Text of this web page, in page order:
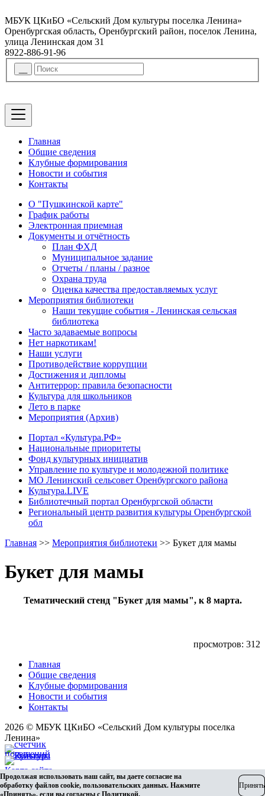
МБУК ЦКиБО «Сельский Дом культуры поселка Ленина»
Оренбургская область, Оренбургский район, поселок Ленина,
улица Ленинская дом 31
8922-886-91-96
Главная
Общие сведения
Клубные формирования
Новости и события
Контакты
О "Пушкинской карте"
График работы
Электронная приемная
Документы и отчётность
План ФХД
Муниципальное задание
Отчеты / планы / разное
Охрана труда
Оценка качества предоставляемых услуг
Мероприятия библиотеки
Наши текущие события - Ленинская сельская
библиотека
Часто задаваемые вопросы
Нет наркотикам!
Наши услуги
Противодействие коррупции
Достижения и дипломы
Антитеррор: правила безопасности
Культура для школьников
Лето в парке
Мероприятия (Архив)
Портал «Культура.РФ»
Национальные приоритеты
Фонд культурных инициатив
Управление по культуре и молодежной политике
МО Ленинский сельсовет Оренбургского района
Культура.LIVE
Библиотечный портал Оренбургской области
Региональный центр развития культуры Оренбургской
обл
Главная >> Мероприятия библиотеки >> Букет для мамы
Букет для мамы
Тематический стенд "Букет для мамы", к 8 марта.
просмотров: 312
Главная
Общие сведения
Клубные формирования
Новости и события
Контакты
2026 © МБУК ЦКиБО «Сельский Дом культуры поселка
Ленина»
Карта сайта
Разработка сайта
Продолжая использовать наш сайт, вы даете согласие на
обработку файлов cookie, пользовательских данных. Нажмите
«Принять», если вы согласны с Политикой.
Принять